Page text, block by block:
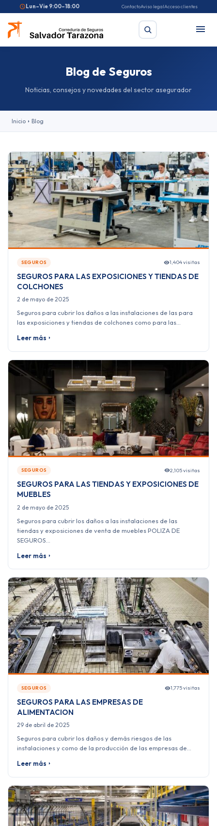
Lun–Vie 9:00–18:00 ContactoAviso legalAcceso clientes
Búsquedas frecuentes: Seguro de coche
Seguro de hogar
Seguro de salud
Blog de Seguros
Noticias, consejos y novedades del sector asegurador
Inicio Blog
SEGUROS 1,404 visitas
SEGUROS PARA LAS EXPOSICIONES Y TIENDAS DE
COLCHONES
2 de mayo de 2025
Seguros para cubrir los daños a las instalaciones de las para
las exposiciones y tiendas de colchones como para las…
Leer más
SEGUROS 2,105 visitas
SEGUROS PARA LAS TIENDAS Y EXPOSICIONES DE
MUEBLES
2 de mayo de 2025
Seguros para cubrir los daños a las instalaciones de las
tiendas y exposiciones de venta de muebles POLIZA DE
SEGUROS…
Leer más
SEGUROS 1,775 visitas
SEGUROS PARA LAS EMPRESAS DE
ALIMENTACION
29 de abril de 2025
Seguros para cubrir los daños y demás riesgos de las
instalaciones y como de la producción de las empresas de…
Leer más